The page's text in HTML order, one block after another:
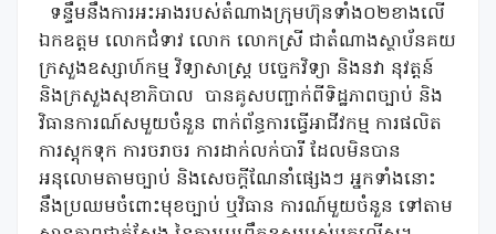
ទន្ទឹមនឹងការអះអាងរបស់តំណាងក្រុមហ៊ុនទាំង០២ខាងលើ
ឯកឧត្ដម លោកជំទាវ លោក លោកស្រី ជាតំណាងស្ថាប័នគយ
ក្រសួងឧស្សាហ៍កម្ម វិទ្យាសាស្រ្ត បច្ចេកវិទ្យា និងនវា នុវត្តន៍
និងក្រសួងសុខាភិបាល បានគូសបញ្ជាក់ពីទិដ្ឋភាពច្បាប់ និង
វិធានការណ៍សមួយចំនួន ពាក់ព័ន្ធការធ្វើអាជីវកម្ម ការផលិត
ការស្តុកទុក ការចរាចរ ការដាក់លក់បារី ដែលមិនបាន
អនុលោមតាមច្បាប់ និងសេចក្ដីណែនាំផ្សេងៗ អ្នកទាំងនោះ
នឹងប្រឈមចំពោះមុខច្បាប់ ឬវិធាន ការណ៍មួយចំនួន ទៅតាម